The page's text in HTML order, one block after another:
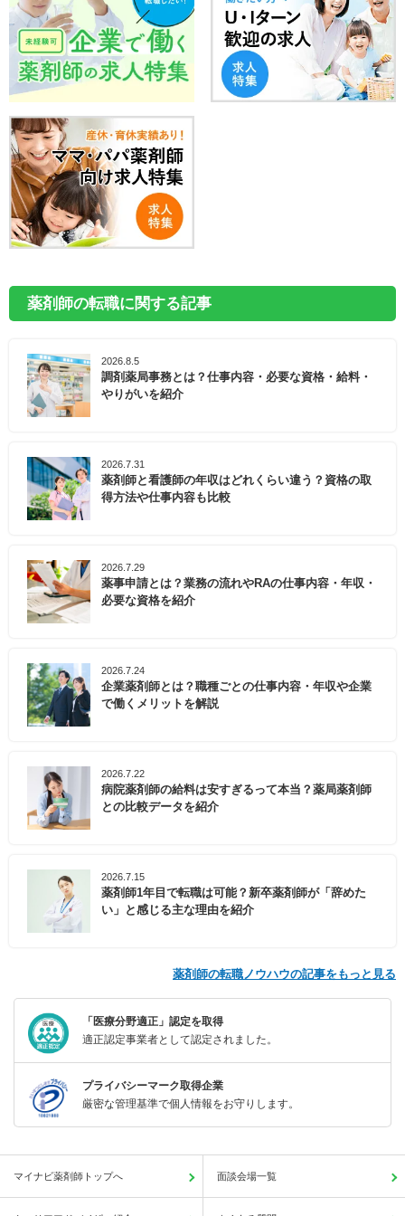
薬剤師の転職に関する記事
2026.8.5
調剤薬局事務とは？仕事内容・必要な資格・給料・
やりがいを紹介
2026.7.31
薬剤師と看護師の年収はどれくらい違う？資格の取
得方法や仕事内容も比較
2026.7.29
薬事申請とは？業務の流れやRAの仕事内容・年収・
必要な資格を紹介
2026.7.24
企業薬剤師とは？職種ごとの仕事内容・年収や企業
で働くメリットを解説
2026.7.22
病院薬剤師の給料は安すぎるって本当？薬局薬剤師
との比較データを紹介
2026.7.15
薬剤師1年目で転職は可能？新卒薬剤師が「辞めた
い」と感じる主な理由を紹介
薬剤師の転職ノウハウの記事をもっと見る
「医療分野適正」認定を取得
適正認定事業者として認定されました。
プライバシーマーク取得企業
厳密な管理基準で個人情報をお守りします。
マイナビ薬剤師トップへ 面談会場一覧